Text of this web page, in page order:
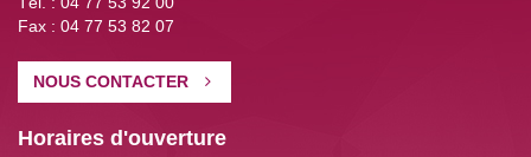
Fax : 04 77 53 82 07
NOUS CONTACTER
Horaires d'ouverture